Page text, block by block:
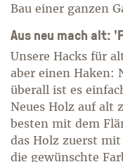
Bau einer ganzen
Aus neu mach alt:
Unsere Hacks für
aber einen Haken:
überall ist es
Neues Holz auf alt
besten mit dem
das Holz zuerst
die gewünschte